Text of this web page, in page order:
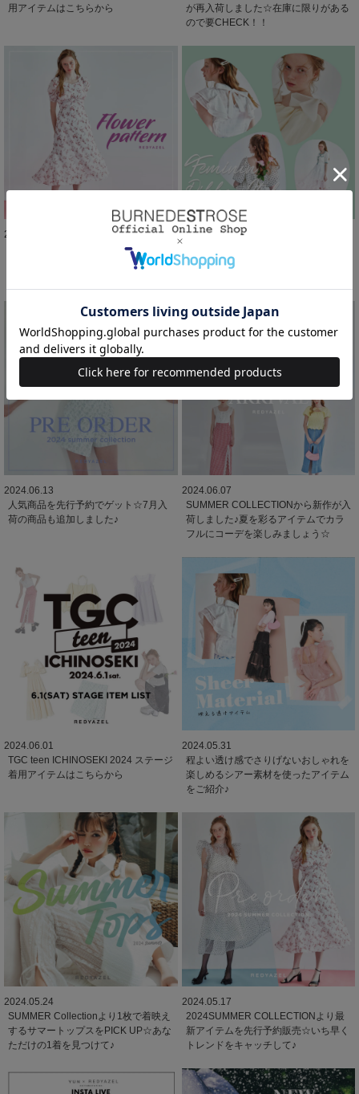
用アイテムはこちらから
が再入荷しました☆在庫に限りがある
ので要CHECK！！
2024.06.28
トレンドの花柄モチーフアイテムを
PICK UP☆コーデを華やかに彩って♪
2024.06.21
♪REDYAZELのリボンアイテムでガー
2024.06.13
人気商品を先行予約でゲット☆7月入
荷の商品も追加しました♪
2024.06.07
SUMMER COLLECTIONから新作が入
荷しました♪夏を彩るアイテムでカラ
フルにコーデを楽しみましょう☆
2024.06.01
TGC teen ICHINOSEKI 2024 ステージ
着用アイテムはこちらから
2024.05.31
程よい透け感でさりげないおしゃれを
楽しめるシアー素材を使ったアイテム
をご紹介♪
2024.05.24
SUMMER Collectionより1枚で着映え
するサマートップスをPICK UP☆あな
ただけの1着を見つけて♪
2024.05.17
2024SUMMER COLLECTIONより最
新アイテムを先行予約販売☆いち早く
トレンドをキャッチして♪